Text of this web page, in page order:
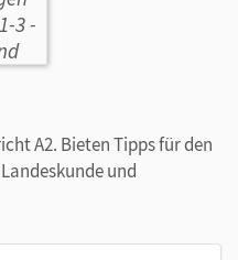
A2. Bieten Tipps für den
und